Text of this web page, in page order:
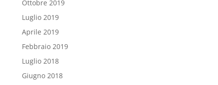
Ottobre 2019
Luglio 2019
Aprile 2019
Febbraio 2019
Luglio 2018
Giugno 2018